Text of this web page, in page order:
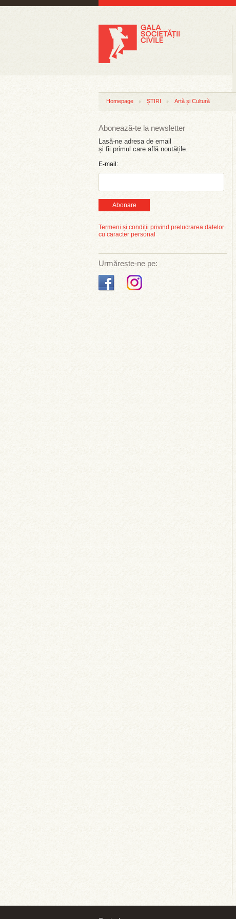
Homepage ȘTIRI Artă și Cultură
Abonează-te la newsletter
Lasă-ne adresa de email
și fii primul care află noutățile.
E-mail:
Abonare
Termeni și condiții privind prelucrarea datelor
cu caracter personal
Urmărește-ne pe: